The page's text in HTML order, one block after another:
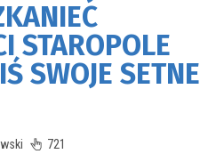
STAROPOLE
SWOJE SETNE
721